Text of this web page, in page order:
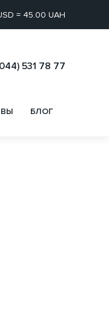
= 45.00 UAH
531 78 77
БЛОГ